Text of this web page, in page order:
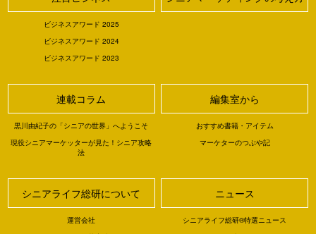
ビジネスアワード 2025
ビジネスアワード 2024
ビジネスアワード 2023
連載コラム
黒川由紀子の「シニアの世界」へようこそ
現役シニアマーケッターが見た！シニア攻略
法
編集室から
おすすめ書籍・アイテム
マーケターのつぶや記
シニアライフ総研について
運営会社
ニュース
シニアライフ総研®特選ニュース